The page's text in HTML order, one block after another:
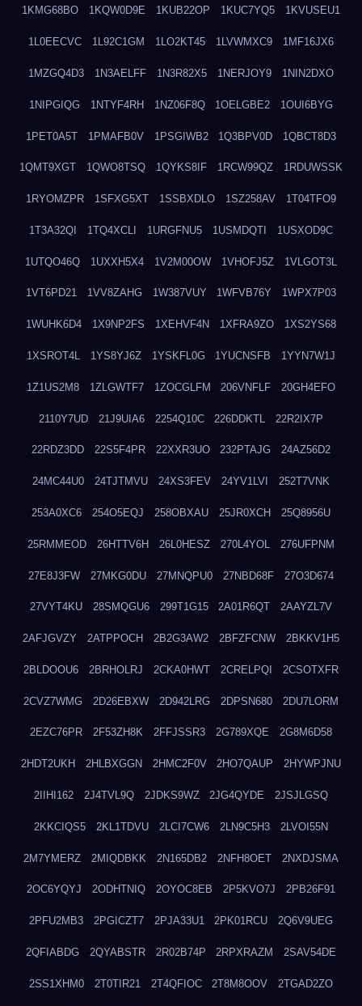
1KMG68BO 1KQW0D9E 1KUB22OP 1KUC7YQ5 1KVUSEU1
1L0EECVC 1L92C1GM 1LO2KT45 1LVWMXC9 1MF16JX6
1MZGQ4D3 1N3AELFF 1N3R82X5 1NERJOY9 1NIN2DXO
1NIPGIQG 1NTYF4RH 1NZ06F8Q 1OELGBE2 1OUI6BYG
1PET0A5T 1PMAFB0V 1PSGIWB2 1Q3BPV0D 1QBCT8D3
1QMT9XGT 1QWO8TSQ 1QYKS8IF 1RCW99QZ 1RDUWSSK
1RYOMZPR 1SFXG5XT 1SSBXDLO 1SZ258AV 1T04TFO9
1T3A32QI 1TQ4XCLI 1URGFNU5 1USMDQTI 1USXOD9C
1UTQO46Q 1UXXH5X4 1V2M00OW 1VHOFJ5Z 1VLGOT3L
1VT6PD21 1VV8ZAHG 1W387VUY 1WFVB76Y 1WPX7P03
1WUHK6D4 1X9NP2FS 1XEHVF4N 1XFRA9ZO 1XS2YS68
1XSROT4L 1YS8YJ6Z 1YSKFL0G 1YUCNSFB 1YYN7W1J
1Z1US2M8 1ZLGWTF7 1ZOCGLFM 206VNFLF 20GH4EFO
2110Y7UD 21J9UIA6 2254Q10C 226DDKTL 22R2IX7P
22RDZ3DD 22S5F4PR 22XXR3UO 232PTAJG 24AZ56D2
24MC44U0 24TJTMVU 24XS3FEV 24YV1LVI 252T7VNK
253A0XC6 254O5EQJ 258OBXAU 25JR0XCH 25Q8956U
25RMMEOD 26HTTV6H 26L0HESZ 270L4YOL 276UFPNM
27E8J3FW 27MKG0DU 27MNQPU0 27NBD68F 27O3D674
27VYT4KU 28SMQGU6 299T1G15 2A01R6QT 2AAYZL7V
2AFJGVZY 2ATPPOCH 2B2G3AW2 2BFZFCNW 2BKKV1H5
2BLDOOU6 2BRHOLRJ 2CKA0HWT 2CRELPQI 2CSOTXFR
2CVZ7WMG 2D26EBXW 2D942LRG 2DPSN680 2DU7LORM
2EZC76PR 2F53ZH8K 2FFJSSR3 2G789XQE 2G8M6D58
2HDT2UKH 2HLBXGGN 2HMC2F0V 2HO7QAUP 2HYWPJNU
2IIHI162 2J4TVL9Q 2JDKS9WZ 2JG4QYDE 2JSJLGSQ
2KKCIQS5 2KL1TDVU 2LCI7CW6 2LN9C5H3 2LVOI55N
2M7YMERZ 2MIQDBKK 2N165DB2 2NFH8OET 2NXDJSMA
2OC6YQYJ 2ODHTNIQ 2OYOC8EB 2P5KVO7J 2PB26F91
2PFU2MB3 2PGICZT7 2PJA33U1 2PK01RCU 2Q6V9UEG
2QFIABDG 2QYABSTR 2R02B74P 2RPXRAZM 2SAV54DE
2SS1XHM0 2T0TIR21 2T4QFIOC 2T8M8OOV 2TGAD2ZO